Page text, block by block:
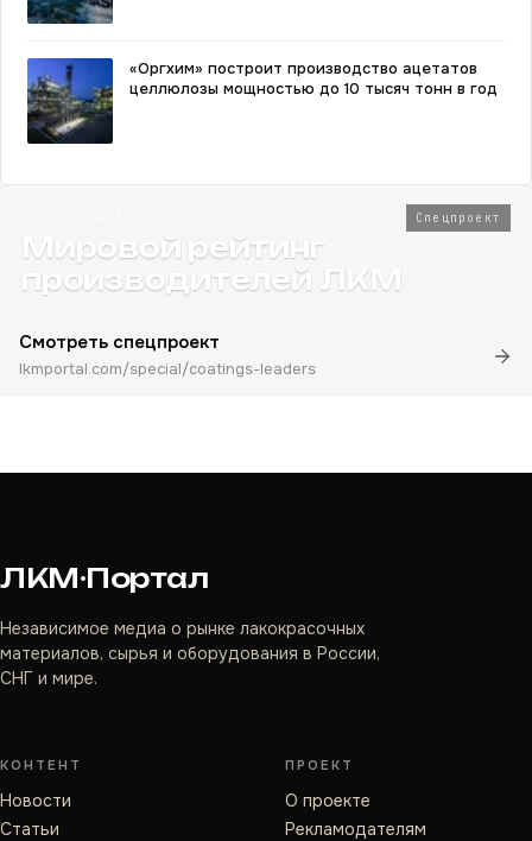
«Оргхим» построит производство ацетатов
целлюлозы мощностью до 10 тысяч тонн в год
Спецпроект
Мировой рейтинг
производителей ЛКМ
Смотреть спецпроект
lkmportal.com/special/coatings-leaders
ЛКМ·Портал
Независимое медиа о рынке лакокрасочных
материалов, сырья и оборудования в России,
СНГ и мире.
КОНТЕНТ
Новости
Статьи
ПРОЕКТ
О проекте
Рекламодателям